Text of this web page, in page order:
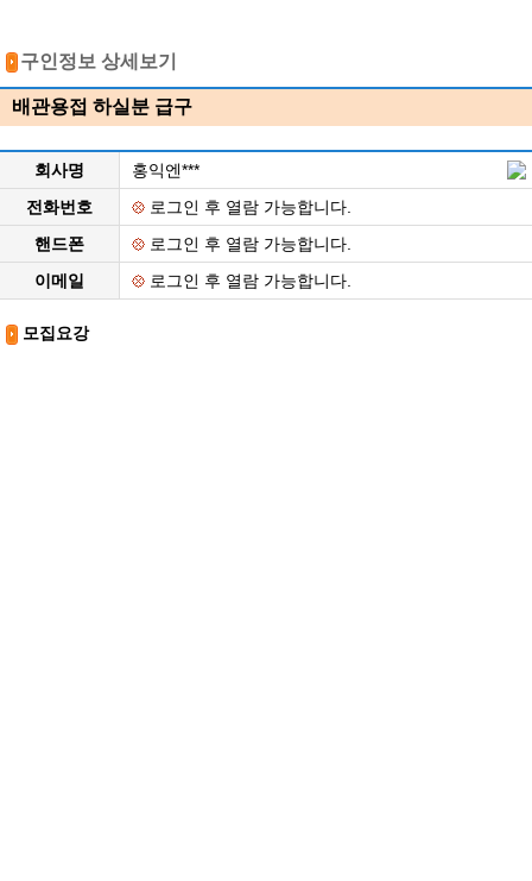
구인정보 상세보기
배관용접 하실분 급구
회사명
홍익엔***
전화번호
로그인 후 열람 가능합니다.
핸드폰
로그인 후 열람 가능합니다.
이메일
로그인 후 열람 가능합니다.
모집요강